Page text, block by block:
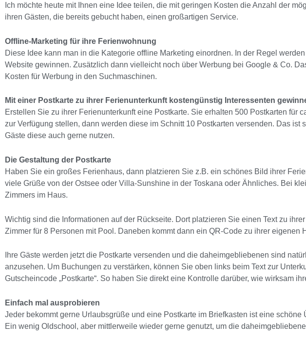
Ich möchte heute mit Ihnen eine Idee teilen, die mit geringen Kosten die Anzahl der
ihren Gästen, die bereits gebucht haben, einen großartigen Service.
Offline-Marketing für ihre Ferienwohnung
Diese Idee kann man in die Kategorie offline Marketing einordnen. In der Regel
Website gewinnen. Zusätzlich dann vielleicht noch über Werbung bei Google & Co.
Kosten für Werbung in den Suchmaschinen.
Mit einer Postkarte zu ihrer Ferienunterkunft kostengünstig Interessenten
Erstellen Sie zu ihrer Ferienunterkunft eine Postkarte. Sie erhalten 500 Postkarten
zur Verfügung stellen, dann werden diese im Schnitt 10 Postkarten versenden. Das
Gäste diese auch gerne nutzen.
Die Gestaltung der Postkarte
Haben Sie ein großes Ferienhaus, dann platzieren Sie z.B. ein schönes Bild ihrer
viele Grüße von der Ostsee oder Villa-Sunshine in der Toskana oder Ähnliches. Bei
Zimmers im Haus.
Wichtig sind die Informationen auf der Rückseite. Dort platzieren Sie einen Text zu
Zimmer für 8 Personen mit Pool. Daneben kommt dann ein QR-Code zu ihrer eigenen
Ihre Gäste werden jetzt die Postkarte versenden und die daheimgebliebenen sind
anzusehen. Um Buchungen zu verstärken, können Sie oben links beim Text zur
Gutscheincode „Postkarte“. So haben Sie direkt eine Kontrolle darüber, wie wirksam
Einfach mal ausprobieren
Jeder bekommt gerne Urlaubsgrüße und eine Postkarte im Briefkasten ist eine
Ein wenig Oldschool, aber mittlerweile wieder gerne genutzt, um die